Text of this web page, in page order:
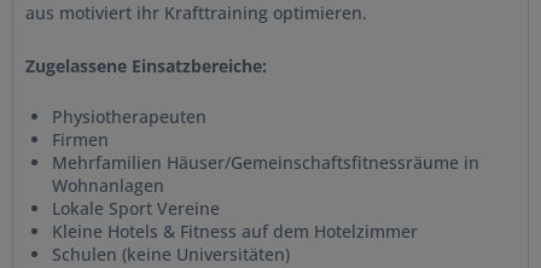
aus motiviert ihr Krafttraining optimieren.
Zugelassene Einsatzbereiche:
Physiotherapeuten
Firmen
Mehrfamilien Häuser/Gemeinschaftsfitnessräume in
Wohnanlagen
Lokale Sport Vereine
Kleine Hotels & Fitness auf dem Hotelzimmer
Schulen (keine Universitäten)